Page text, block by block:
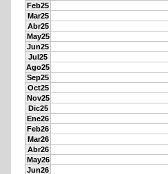
Feb25
Mar25
Abr25
May25
Jun25
Jul25
Ago25
Sep25
Oct25
Nov25
Dic25
Ene26
Feb26
Mar26
Abr26
May26
Jun26